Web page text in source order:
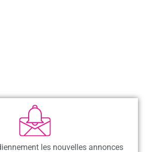
les nouvelles annonces